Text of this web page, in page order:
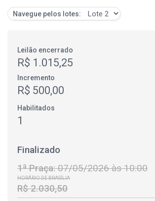
Navegue pelos lotes:
Leilão encerrado
R$ 1.015,25
Incremento
R$ 500,00
Habilitados
1
Finalizado
1ª Praça:07/05/2026 às 10:00
HORÁRIO DE BRASÍLIA
R$ 2.030,50